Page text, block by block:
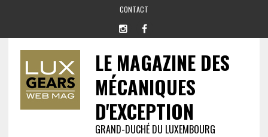
CONTACT
LE MAGAZINE DES
MÉCANIQUES
D'EXCEPTION
GRAND-DUCHÉ DU LUXEMBOURG